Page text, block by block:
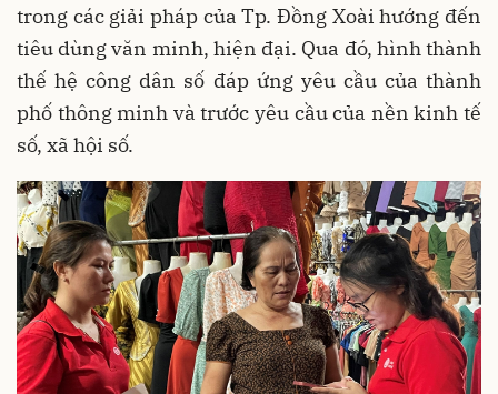
trong các giải pháp của Tp. Đồng Xoài hướng đến
tiêu dùng văn minh, hiện đại. Qua đó, hình thành
thế hệ công dân số đáp ứng yêu cầu của thành
phố thông minh và trước yêu cầu của nền kinh tế
số, xã hội số.